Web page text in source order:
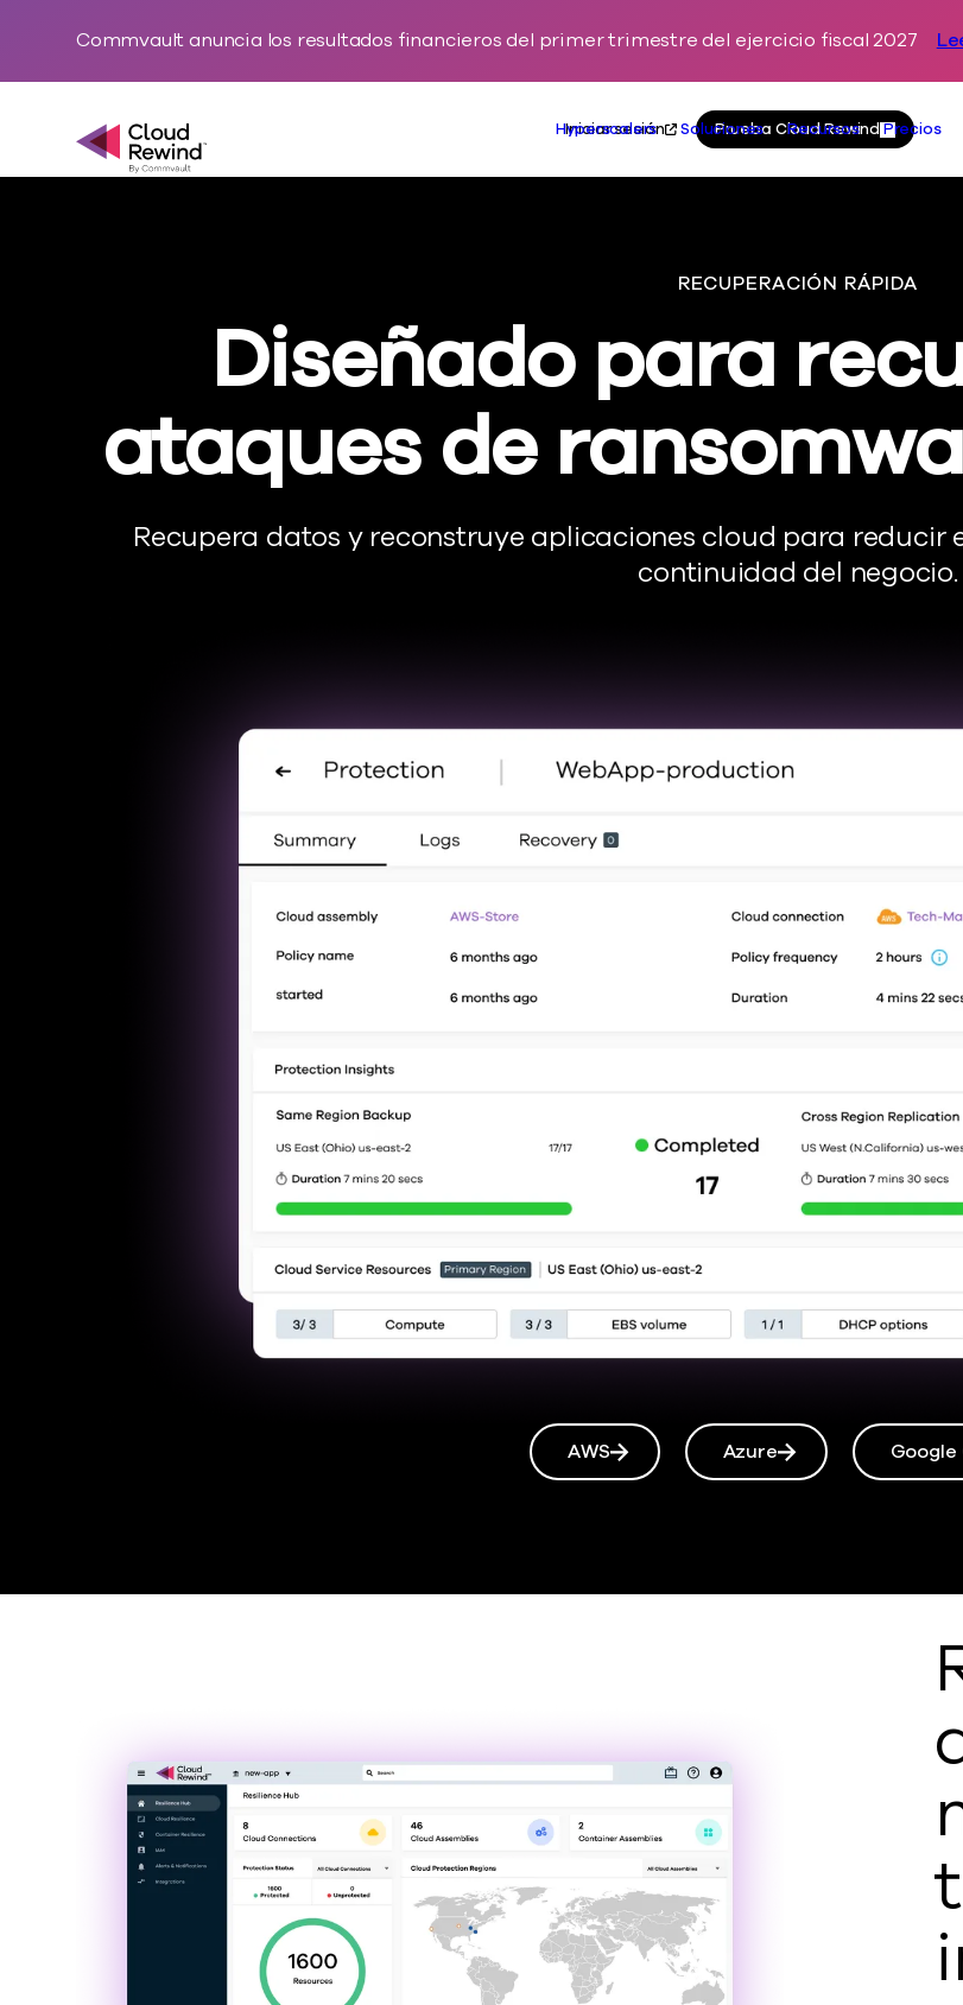
Ir al contenido
Commvault anuncia los resultados financieros del primer trimestre del ejercicio fiscal 2027
Commvault Cloud Rewind Principal
Hyperscalers Soluciones Recursos Precios
Acciones
Iniciar sesión Prueba Cloud Rewind
RECUPERACIÓN RÁPIDA
Diseñado para
ataques de
Recupera datos y reconstruye aplicaciones cloud para
continuidad del negocio.
AWS Azure Google